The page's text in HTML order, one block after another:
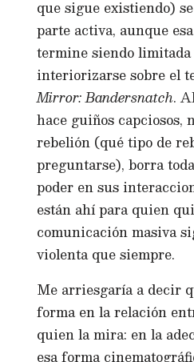
que sigue existiendo)
parte activa, aunque
termine siendo limitada
interiorizarse sobre el
Mirror: Bandersnatch.
hace guiños capciosos,
rebelión (qué tipo de
preguntarse), borra
poder en sus
están ahí para quien
comunicación masiva
violenta que siempre.
Me arriesgaría a decir
forma en la relación
quien la mira: en la
esa forma